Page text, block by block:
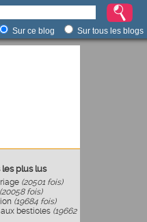
Sur ce blog Sur tous les blogs
plus lus
(20501 fois)
(20058 fois)
(19684 fois)
bestioles (19662